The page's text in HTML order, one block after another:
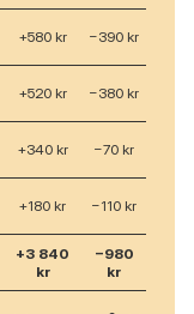
+580 kr −390 kr
+520 kr −380 kr
+340 kr −70 kr
+180 kr −110 kr
+3 840
kr
−980
kr